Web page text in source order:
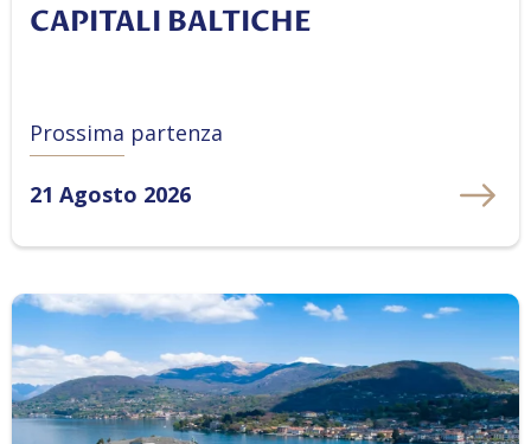
CAPITALI BALTICHE
Prossima partenza
21 Agosto 2026